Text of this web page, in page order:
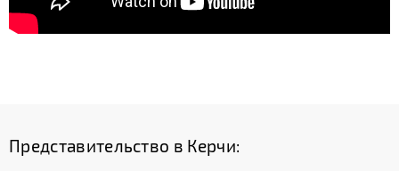
Представительство в Керчи: